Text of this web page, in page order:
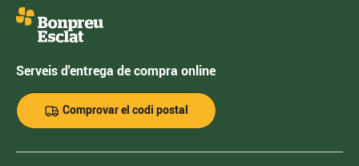
Serveis d'entrega de compra online
Comprovar el codi postal